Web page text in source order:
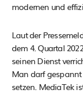
modernen und
Laut der
dem 4. Quartal
seinen Dienst
Man darf gespannt
setzen. MediaTek